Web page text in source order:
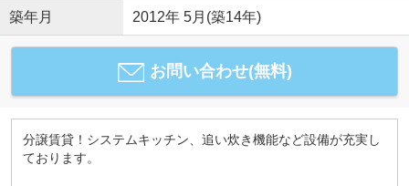
築年月 2012年 5月(築14年)
お問い合わせ(無料)
分譲賃貸！システムキッチン、追い炊き機能など設備が充実し
ております。